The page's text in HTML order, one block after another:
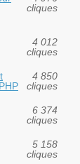
cliques
4 012
cliques
4 850
cliques
6 374
cliques
5 158
cliques